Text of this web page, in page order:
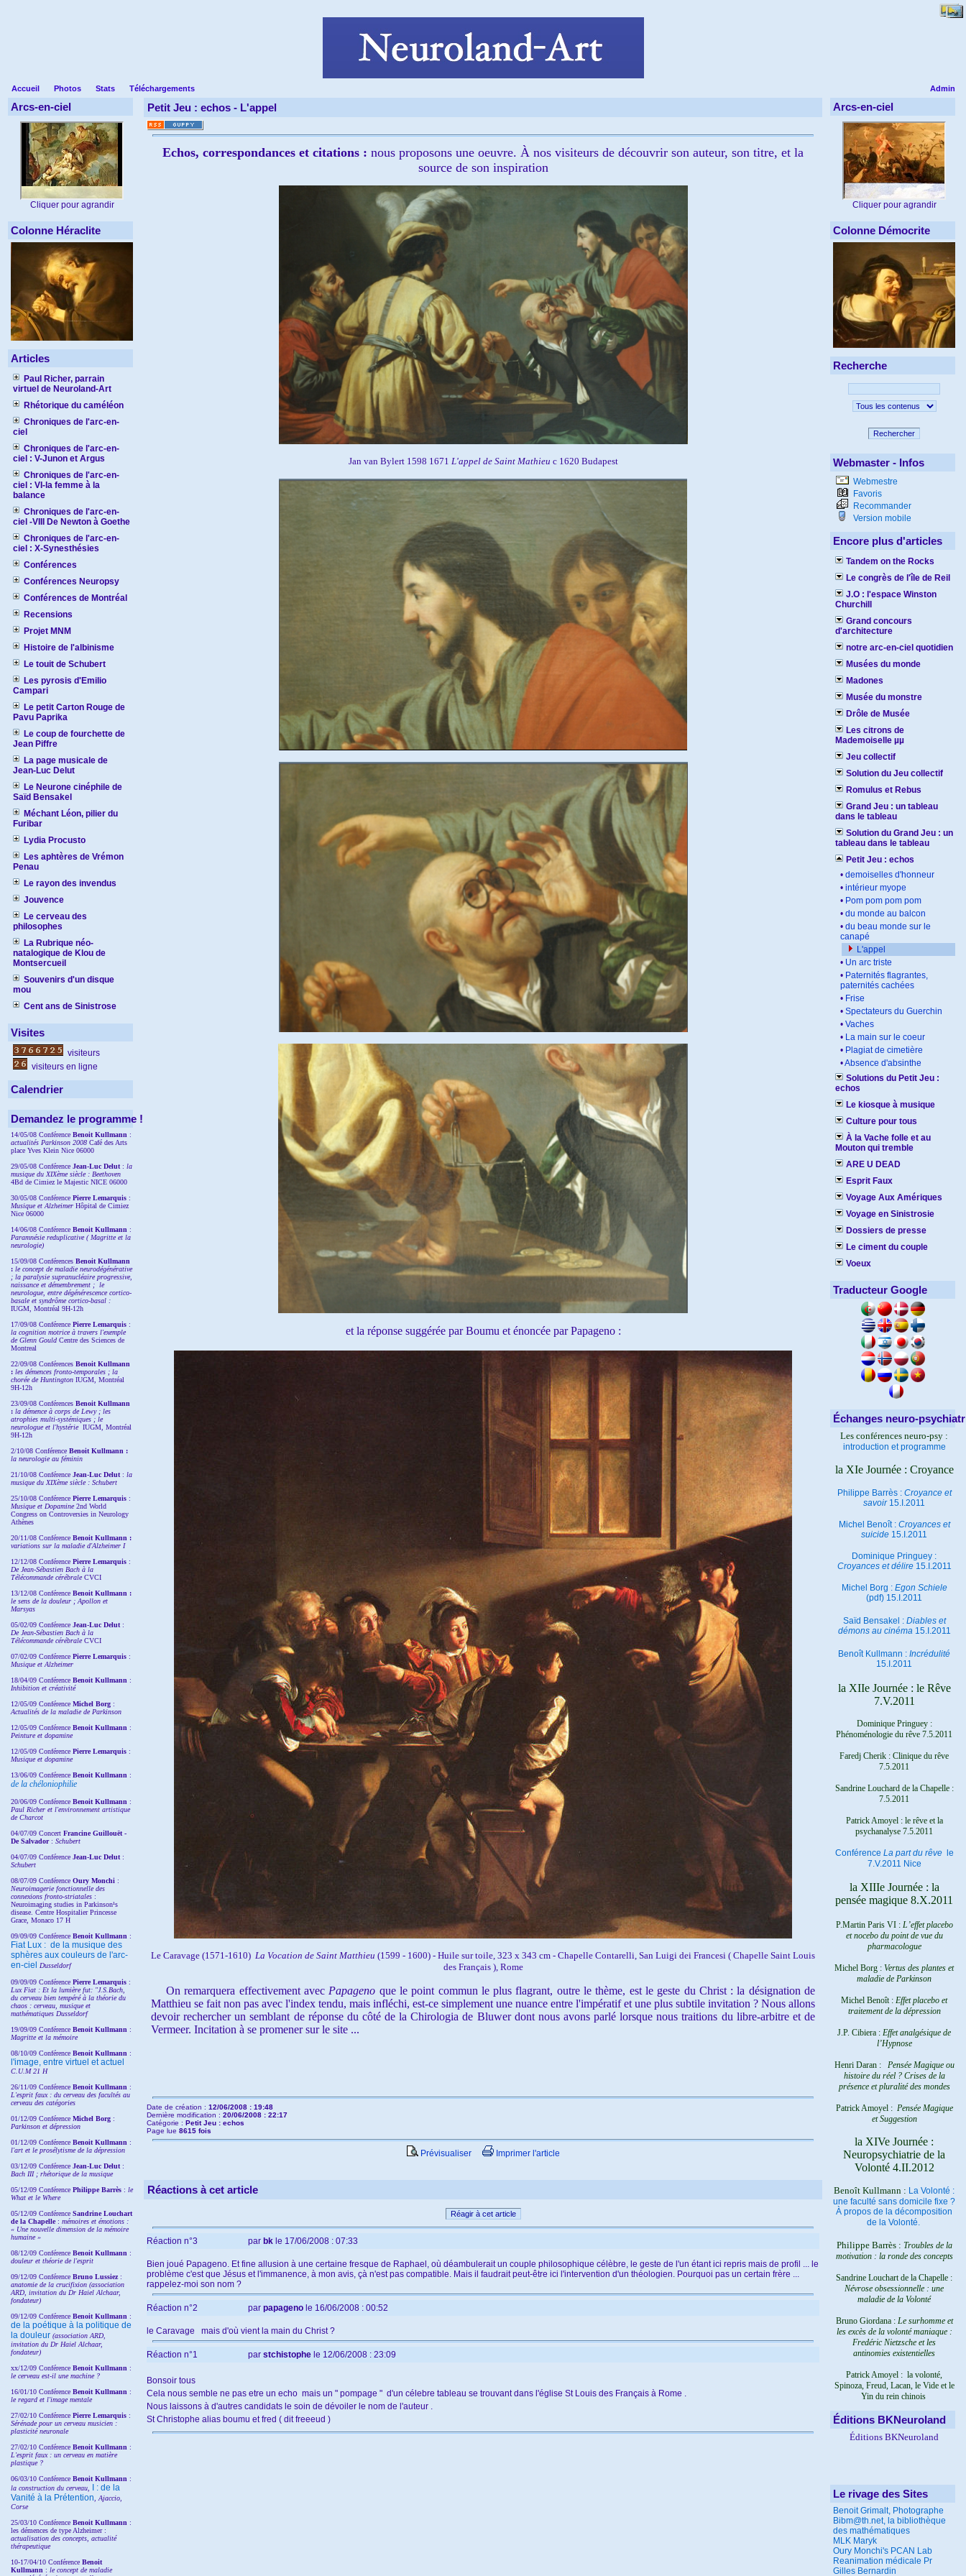
Admin
Accueil Photos Stats Téléchargements
Arcs-en-ciel
Cliquer pour agrandir
Colonne Héraclite
Articles
Paul Richer, parrain
virtuel de Neuroland-Art
Rhétorique du caméléon
Chroniques de l'arc-en-
ciel
Chroniques de l'arc-en-
ciel : V-Junon et Argus
Chroniques de l'arc-en-
ciel : VI-la femme à la
balance
Chroniques de l'arc-en-
ciel -VIII De Newton à Goethe
Chroniques de l'arc-en-
ciel : X-Synesthésies
Conférences
Conférences Neuropsy
Conférences de Montréal
Recensions
Projet MNM
Histoire de l'albinisme
Le touit de Schubert
Les pyrosis d'Emilio
Campari
Le petit Carton Rouge de
Pavu Paprika
Le coup de fourchette de
Jean Piffre
La page musicale de
Jean-Luc Delut
Le Neurone cinéphile de
Saïd Bensakel
Méchant Léon, pilier du
Furibar
Lydia Procusto
Les aphtères de Vrémon
Penau
Le rayon des invendus
Jouvence
Le cerveau des
philosophes
La Rubrique néo-
natalogique de Klou de
Montsercueil
Souvenirs d'un disque
mou
Cent ans de Sinistrose
Visites
visiteurs
visiteurs en ligne
Calendrier
Demandez le programme !
14/05/08 Conférence Benoit Kullmann :
actualités Parkinson 2008 Café des Arts
place Yves Klein Nice 06000
29/05/08 Conférence Jean-Luc Delut : la
musique du XIXème siècle : Beethoven
4Bd de Cimiez le Majestic NICE 06000
30/05/08 Conférence Pierre Lemarquis :
Musique et Alzheimer Hôpital de Cimiez
Nice 06000
14/06/08 Conférence Benoit Kullmann :
Paramnésie reduplicative ( Magritte et la
neurologie)
15/09/08 Conférences Benoit Kullmann
: le concept de maladie neurodégénérative
; la paralysie supranucléaire progressive,
naissance et démembrement ; le
neurologue, entre dégénérescence cortico-
basale et syndrôme cortico-basal :
IUGM, Montréal 9H-12h
17/09/08 Conférence Pierre Lemarquis :
la cognition motrice à travers l'exemple
de Glenn Gould Centre des Sciences de
Montreal
22/09/08 Conférences Benoit Kullmann
: les démences fronto-temporales ; la
chorée de Huntington IUGM, Montréal
9H-12h
23/09/08 Conférences Benoit Kullmann
: la démence à corps de Lewy ; les
atrophies multi-systémiques ; le
neurologue et l'hystérie IUGM, Montréal
9H-12h
2/10/08 Conférence Benoit Kullmann :
la neurologie au féminin
21/10/08 Conférence Jean-Luc Delut : la
musique du XIXème siècle : Schubert
25/10/08 Conférence Pierre Lemarquis :
Musique et Dopamine2nd World
Congress on Controversies in Neurology
Athènes
20/11/08 Conférence Benoit Kullmann :
variations sur la maladie d'Alzheimer I
12/12/08 Conférence Pierre Lemarquis :
De Jean-Sébastien Bach à la
Télécommande cérébraleCVCI
13/12/08 Conférence Benoit Kullmann :
le sens de la douleur ; Apollon et
Marsyas
05/02/09 Conférence Jean-Luc Delut :
De Jean-Sébastien Bach à la
Télécommande cérébraleCVCI
07/02/09 Conférence Pierre Lemarquis :
Musique et Alzheimer
18/04/09 Conférence Benoit Kullmann :
Inhibition et créativité
12/05/09 Conférence Michel Borg :
Actualités de la maladie de Parkinson
12/05/09 Conférence Benoit Kullmann :
Peinture et dopamine
12/05/09 Conférence Pierre Lemarquis :
Musique et dopamine
13/06/09 Conférence Benoit Kullmann :
de la chéloniophilie
20/06/09 Conférence Benoit Kullmann :
Paul Richer et l'environnement artistique
de Charcot
04/07/09 Concert Francine Guillouët -
De Salvador : Schubert
04/07/09 Conférence Jean-Luc Delut :
Schubert
08/07/09 Conférence Oury Monchi :
Neuroimagerie fonctionnelle des
connexions fronto-striatales :
Neuroimaging studies in Parkinson¹s
disease. Centre Hospitalier Princesse
Grace, Monaco 17 H
09/09/09 Conférence Benoit Kullmann :
Fiat Lux : de la musique des
sphères aux couleurs de l'arc-
en-ciel
Dusseldorf
09/09/09 Conférence Pierre Lemarquis :
Lux Fiat : Et la lumière fut: "J.S.Bach,
du cerveau bien tempéré à la théorie du
chaos : cerveau, musique et
mathématiques Dusseldorf
19/09/09 Conférence Benoit Kullmann :
Magritte et la mémoire
08/10/09 Conférence Benoit Kullmann :
l'image, entre virtuel et actuel
C.U.M 21 H
26/11/09 Conférence Benoit Kullmann :
L'esprit faux : du cerveau des facultés au
cerveau des catégories
01/12/09 Conférence Michel Borg :
Parkinson et dépression
01/12/09 Conférence Benoit Kullmann :
l'art et le prosélytisme de la dépression
03/12/09 Conférence Jean-Luc Delut :
Bach III ; rhétorique de la musique
05/12/09 Conférence Philippe Barrès : le
What et le Where
05/12/09 Conférence SandrineLouchart
de la Chapelle: mémoires et émotions :
« Une nouvelle dimension de la mémoire
humaine »
08/12/09 Conférence Benoit Kullmann :
douleur et théorie de l'esprit
09/12/09 Conférence Bruno Lussiez :
anatomie de la crucifixion (association
ARD, invitation du Dr Haiel Alchaar,
fondateur)
09/12/09 Conférence Benoit Kullmann :
de la poétique à la politique de
la douleur (association ARD,
invitation du Dr Haiel Alchaar,
fondateur)
xx/12/09 Conférence Benoit Kullmann :
le cerveau est-il une machine ?
16/01/10 Conférence Benoit Kullmann :
le regard et l'image mentale
27/02/10 Conférence Pierre Lemarquis :
Sérénade pour un cerveau musicien :
plasticité neuronale
27/02/10 Conférence Benoit Kullmann :
L'esprit faux : un cerveau en matière
plastique ?
06/03/10 Conférence Benoit Kullmann :
la construction du cerveau,
I : de la
Vanité à la Prétention , Ajaccio,
Corse
25/03/10 Conférence Benoit Kullmann :
les démences de type Alzheimer :
actualisation des concepts, actualité
thérapeutique
10-17/04/10 Conférence Benoit
Kullmann : le concept de maladie
Petit Jeu : echos - L'appel
Echos, correspondances et citations : nous proposons une oeuvre. À nos visiteurs de découvrir son auteur, son titre, et la
source de son inspiration
Jan van Bylert 1598 1671 L'appel de Saint Mathieu c 1620 Budapest
et la réponse suggérée par Boumu et énoncée par Papageno :
Le Caravage (1571-1610) La Vocation de Saint Matthieu (1599 - 1600) - Huile sur toile, 323 x 343 cm - Chapelle Contarelli, San Luigi dei Francesi ( Chapelle Saint Louis
des Français ), Rome
On remarquera effectivement avec Papageno que le point commun le plus flagrant, outre le thème, est le geste du Christ : la désignation de
Matthieu se fait non pas avec l'index tendu, mais infléchi, est-ce simplement une nuance entre l'impératif et une plus subtile invitation ? Nous allons
devoir rechercher un semblant de réponse du côté de la Chirologia de Bluwer dont nous avons parlé lorsque nous traitions du libre-arbitre et de
Vermeer. Incitation à se promener sur le site ...
Date de création : 12/06/2008 : 19:48
Dernière modification : 20/06/2008 : 22:17
Catégorie : Petit Jeu : echos
Page lue 8615 fois
Prévisualiser Imprimer l'article
Réactions à cet article
Réagir à cet article
Réaction n°3 par bk le 17/06/2008 : 07:33
Bien joué Papageno. Et fine allusion à une certaine fresque de Raphael, où déambulerait un couple philosophique célèbre, le geste de l'un étant ici repris mais de profil ... le
problème c'est que Jésus et l'immanence, à mon avis, çà n'est pas compatible. Mais il faudrait peut-être ici l'intervention d'un théologien. Pourquoi pas un certain frère ...
rappelez-moi son nom ?
Réaction n°2 par papageno le 16/06/2008 : 00:52
le Caravage mais d'où vient la main du Christ ?
Réaction n°1 par stchistophe le 12/06/2008 : 23:09
Bonsoir tous
Cela nous semble ne pas etre un echo mais un " pompage " d'un célebre tableau se trouvant dans l'église St Louis des Français à Rome .
Nous laissons à d'autres candidats le soin de dévoiler le nom de l'auteur .
St Christophe alias boumu et fred ( dit freeeud )
Arcs-en-ciel
Cliquer pour agrandir
Colonne Démocrite
Recherche
Rechercher
Webmaster - Infos
Webmestre
Favoris
Recommander
Version mobile
Encore plus d'articles
Tandem on the Rocks
Le congrès de l'île de Reil
J.O : l'espace Winston
Churchill
Grand concours
d'architecture
notre arc-en-ciel quotidien
Musées du monde
Madones
Musée du monstre
Drôle de Musée
Les citrons de
Mademoiselle µµ
Jeu collectif
Solution du Jeu collectif
Romulus et Rebus
Grand Jeu : un tableau
dans le tableau
Solution du Grand Jeu : un
tableau dans le tableau
Petit Jeu : echos
• demoiselles d'honneur
• intérieur myope
• Pom pom pom pom
• du monde au balcon
• du beau monde sur le
canapé
L'appel
• Un arc triste
• Paternités flagrantes,
paternités cachées
• Frise
• Spectateurs du Guerchin
• Vaches
• La main sur le coeur
• Plagiat de cimetière
•Absence d'absinthe
Solutions du Petit Jeu :
echos
Le kiosque à musique
Culture pour tous
À la Vache folle et au
Mouton qui tremble
ARE U DEAD
Esprit Faux
Voyage Aux Amériques
Voyage en Sinistrosie
Dossiers de presse
Le ciment du couple
Voeux
Traducteur Google
Échanges neuro-
Les conférences neuro-psy :
introduction et programme
la XIe Journée : Croyance
Philippe Barrès : Croyance et
savoir15.I.2011
Michel Benoît : Croyances et
suicide 15.I.2011
Dominique Pringuey :
Croyances et délire15.I.2011
Michel Borg : Egon Schiele
(pdf) 15.I.2011
Saïd Bensakel : Diables et
démons au cinéma 15.I.2011
Benoît Kullmann : Incrédulité
15.I.2011
la XIIe Journée : le Rêve
7.V.2011
Dominique Pringuey :
Phénoménologie du rêve 7.5.2011
Faredj Cherik : Clinique du rêve
7.5.2011
Sandrine Louchard de la Chapelle :
7.5.2011
Patrick Amoyel : le rêve et la
psychanalyse 7.5.2011
Conférence La part du rêve
le
7.V.2011 Nice
la XIIIe Journée : la
pensée magique 8.X.2011
P.Martin Paris VI : L’effet placebo
et nocebo du point de vue du
pharmacologue
Michel Borg : Vertus des plantes et
maladie de Parkinson
Michel Benoît : Effet placebo et
traitement de la dépression
J.P. Cibiera : Effet analgésique de
l’Hypnose
Henri Daran : Pensée Magique ou
histoire du réel ?Crises de la
présence et pluralité des mondes
Patrick Amoyel : Pensée Magique
et Suggestion
la XIVe Journée :
Neuropsychiatrie de la
Volonté 4.II.2012
Benoît Kullmann : La Volonté :
une faculté sans domicile fixe ?
À propos de la décomposition
de la Volonté.
Philippe Barrès : Troubles de la
motivation : la ronde des concepts
Sandrine Louchart de la Chapelle :
Névrose obsessionnelle : une
maladie de la Volonté
Bruno Giordana : Le surhomme et
les excès de la volonté maniaque :
Fredéric Nietzsche et les
antinomies existentielles
Patrick Amoyel : la volonté,
Spinoza, Freud, Lacan, le Vide et le
Yin du rein chinois
Éditions BKNeuroland
Éditions BKNeuroland
Le rivage des Sites
Benoit Grimalt, Photographe
Bibm@th.net, la bibliothèque
des mathématiques
MLK Maryk
Oury Monchi's PCAN Lab
Reanimation médicale Pr
Gilles Bernardin